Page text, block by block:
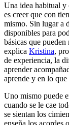
Una idea habitual y
es creer que con
mismo. Sin lugar a
disponibles para
básicas que
explica Kristina,
de experiencia, la
aprender
aprende y en lo que
Uno mismo puede
cuando se le cae
se sientan los
enseña los acordes